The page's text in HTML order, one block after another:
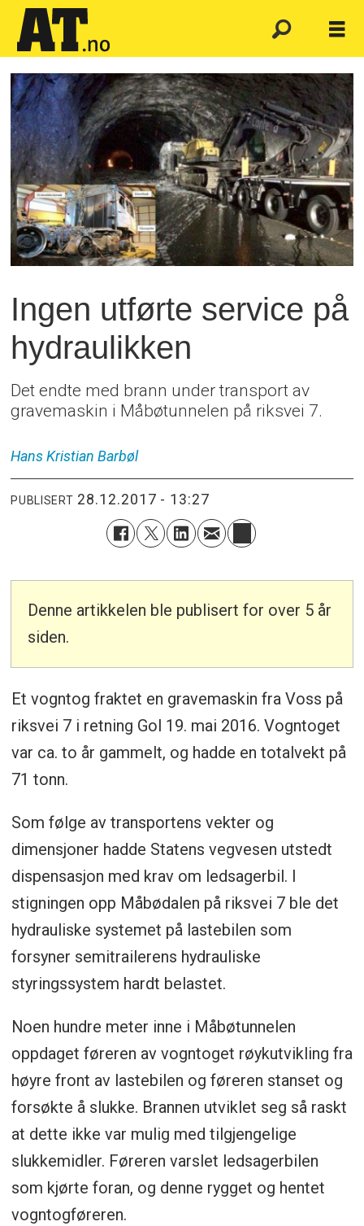
Ingen utførte service på
hydraulikken
Det endte med brann under transport av
gravemaskin i Måbøtunnelen på riksvei 7.
Hans Kristian Barbøl
PUBLISERT 28.12.2017 - 13:27
Denne artikkelen ble publisert for over 5 år
siden.
Et vogntog fraktet en gravemaskin fra Voss på
riksvei 7 i retning Gol 19. mai 2016. Vogntoget
var ca. to år gammelt, og hadde en totalvekt på
71 tonn.
Som følge av transportens vekter og
dimensjoner hadde Statens vegvesen utstedt
dispensasjon med krav om ledsagerbil. I
stigningen opp Måbødalen på riksvei 7 ble det
hydrauliske systemet på lastebilen som
forsyner semitrailerens hydrauliske
styringssystem hardt belastet.
Noen hundre meter inne i Måbøtunnelen
oppdaget føreren av vogntoget røykutvikling fra
høyre front av lastebilen og føreren stanset og
forsøkte å slukke. Brannen utviklet seg så raskt
at dette ikke var mulig med tilgjengelige
slukkemidler. Føreren varslet ledsagerbilen
som kjørte foran, og denne rygget og hentet
vogntogføreren.